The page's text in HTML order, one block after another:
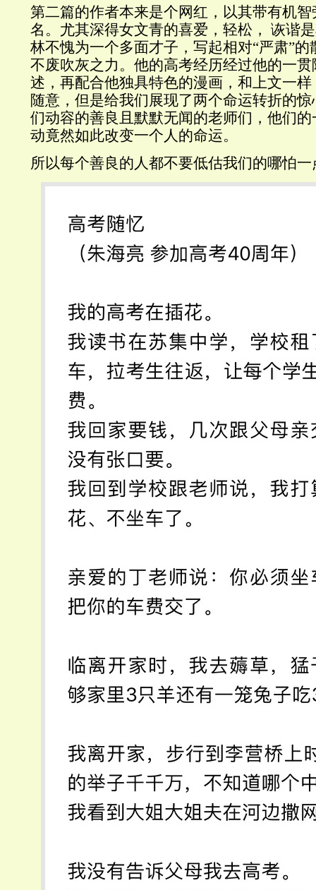
第二篇的作者本来是个网红，以其带有机
名。尤其深得女文青的喜爱，轻松， 诙谐
林不愧为一个多面才子，写起相对“严肃”
不废吹灰之力。他的高考经历经过他的一
述，再配合他独具特色的漫画，和上文一
随意，但是给我们展现了两个命运转折的
们动容的善良且默默无闻的老师们，他们
动竟然如此改变一个人的命运。
所以每个善良的人都不要低估我们的哪怕